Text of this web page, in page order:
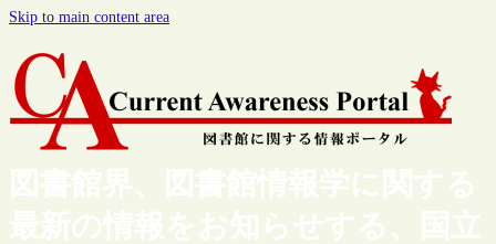
Skip to main content area
図書館界、図書館情報学に関する
最新の情報をお知らせする、国立